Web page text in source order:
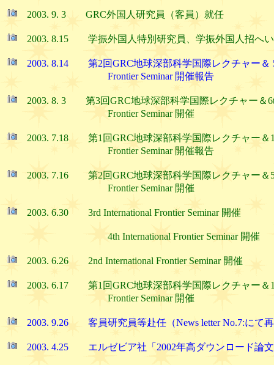
2003. 9. 3 GRC外国人研究員（客員）就任
2003. 8.15 学振外国人特別研究員、学振外国人招へい
2003. 8.14 第2回GRC地球深部科学国際レクチャー＆
Frontier Seminar 開催報告
2003. 8. 3 第3回GRC地球深部科学国際レクチャー＆
Frontier Seminar 開催
2003. 7.18 第1回GRC地球深部科学国際レクチャー＆
Frontier Seminar 開催報告
2003. 7.16 第2回GRC地球深部科学国際レクチャー＆
Frontier Seminar 開催
2003. 6.30 3rd International Frontier Seminar 開催
4th International Frontier Seminar 開催
2003. 6.26 2nd International Frontier Seminar 開催
2003. 6.17 第1回GRC地球深部科学国際レクチャー＆1
Frontier Seminar 開催
2003. 9.26 客員研究員等赴任（News letter No.7:にて
2003. 4.25 エルゼビア社「2002年高ダウンロード論文